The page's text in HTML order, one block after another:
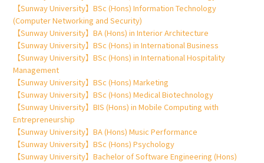
【Sunway University】BSc (Hons) Information Technology
(Computer Networking and Security)
【Sunway University】BA (Hons) in Interior Architecture
【Sunway University】BSc (Hons) in International Business
【Sunway University】BSc (Hons) in International Hospitality
Management
【Sunway University】BSc (Hons) Marketing
【Sunway University】BSc (Hons) Medical Biotechnology
【Sunway University】BIS (Hons) in Mobile Computing with
Entrepreneurship
【Sunway University】BA (Hons) Music Performance
【Sunway University】BSc (Hons) Psychology
【Sunway University】Bachelor of Software Engineering (Hons)